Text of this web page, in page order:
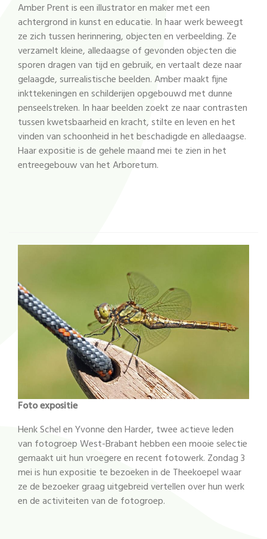
Amber Prent is een illustrator en maker met een
achtergrond in kunst en educatie. In haar werk beweegt
ze zich tussen herinnering, objecten en verbeelding. Ze
verzamelt kleine, alledaagse of gevonden objecten die
sporen dragen van tijd en gebruik, en vertaalt deze naar
gelaagde, surrealistische beelden. Amber maakt fijne
inkttekeningen en schilderijen opgebouwd met dunne
penseelstreken. In haar beelden zoekt ze naar contrasten
tussen kwetsbaarheid en kracht, stilte en leven en het
vinden van schoonheid in het beschadigde en alledaagse.
Haar expositie is de gehele maand mei te zien in het
entreegebouw van het Arboretum.
Foto expositie
Henk Schel en Yvonne den Harder, twee actieve leden
van fotogroep West-Brabant hebben een mooie selectie
gemaakt uit hun vroegere en recent fotowerk. Zondag 3
mei is hun expositie te bezoeken in de Theekoepel waar
ze de bezoeker graag uitgebreid vertellen over hun werk
en de activiteiten van de fotogroep.